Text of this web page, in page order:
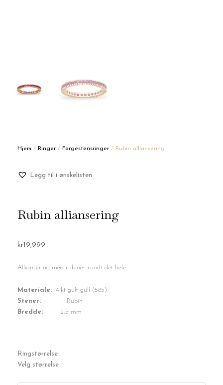
Hjem / Ringer / Fargestensringer / Rubin alliansering
Legg til i ønskelisten
Rubin alliansering
kr 19,999
Alliansering med rubiner rundt det hele.
Materiale: 14 kt gult gull (585)
Stener:
Rubin
Bredde: 2,5 mm
Ringstørrelse
Velg størrelse
alliansering
antall